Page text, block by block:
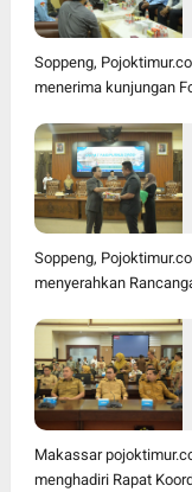
Soppeng,
menerima kunjungan
Soppeng,
menyerahkan
Makassar
menghadiri Rapat